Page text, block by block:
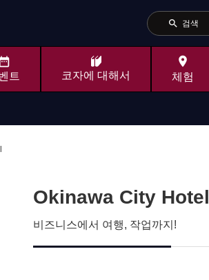
search 검색
트 코자에 대해서
place
체험
Okinawa City Hotel
비즈니스에서 여행, 작업까지!